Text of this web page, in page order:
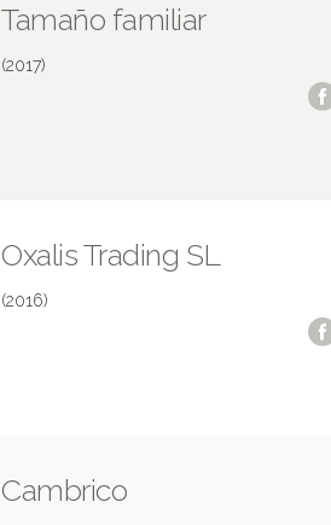
Tamaño familiar
(2017)
Oxalis Trading SL
(2016)
Cambrico